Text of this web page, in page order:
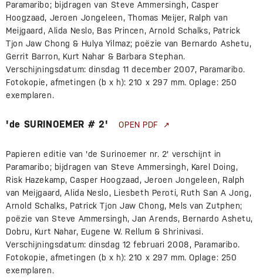
Paramaribo; bijdragen van Steve Ammersingh, Casper
Hoogzaad, Jeroen Jongeleen, Thomas Meijer, Ralph van
Meijgaard, Alida Neslo, Bas Princen, Arnold Schalks, Patrick
Tjon Jaw Chong & Hulya Yilmaz; poëzie van Bernardo Ashetu,
Gerrit Barron, Kurt Nahar & Barbara Stephan.
Verschijningsdatum: dinsdag 11 december 2007, Paramaribo.
Fotokopie, afmetingen (b x h): 210 x 297 mm. Oplage: 250
exemplaren.
'de SURINOEMER # 2' OPEN PDF
Papieren editie van 'de Surinoemer nr. 2' verschijnt in
Paramaribo; bijdragen van Steve Ammersingh, Karel Doing,
Risk Hazekamp, Casper Hoogzaad, Jeroen Jongeleen, Ralph
van Meijgaard, Alida Neslo, Liesbeth Peroti, Ruth San A Jong,
Arnold Schalks, Patrick Tjon Jaw Chong, Mels van Zutphen;
poëzie van Steve Ammersingh, Jan Arends, Bernardo Ashetu,
Dobru, Kurt Nahar, Eugene W. Rellum & Shrinivasi.
Verschijningsdatum: dinsdag 12 februari 2008, Paramaribo.
Fotokopie, afmetingen (b x h): 210 x 297 mm. Oplage: 250
exemplaren.